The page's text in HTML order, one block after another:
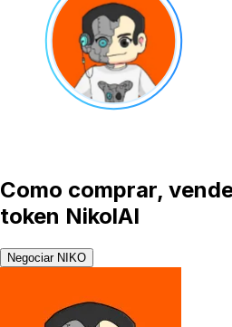
Como comprar,
token NikolAI
Negociar NIKO